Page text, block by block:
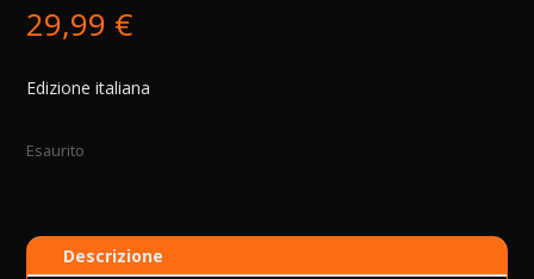
29,99 €
Edizione italiana
Esaurito
Descrizione